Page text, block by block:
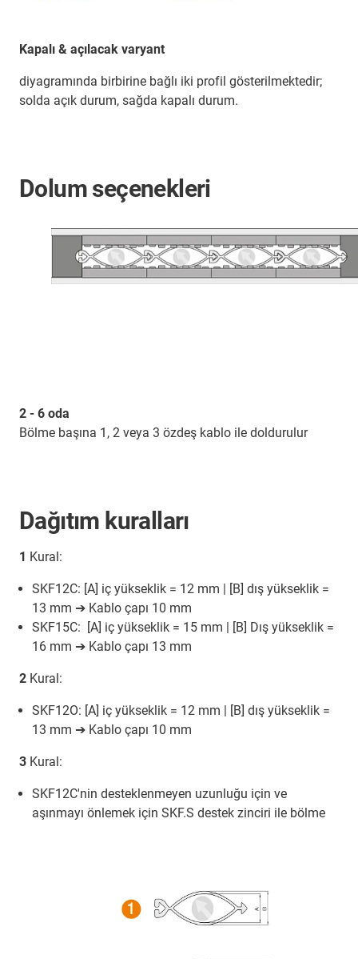
Kapalı & açılacak varyant
diyagramında birbirine bağlı iki profil gösterilmektedir;
solda açık durum, sağda kapalı durum.
Dolum seçenekleri
2 - 6 oda
Bölme başına 1, 2 veya 3 özdeş kablo ile doldurulur
Dağıtım kuralları
1 Kural:
SKF12C: [A] iç yükseklik = 12 mm | [B] dış yükseklik =
13 mm ➔ Kablo çapı 10 mm
SKF15C: [A] iç yükseklik = 15 mm | [B] Dış yükseklik =
16 mm ➔ Kablo çapı 13 mm
2 Kural:
SKF12O: [A] iç yükseklik = 12 mm | [B] dış yükseklik =
13 mm ➔ Kablo çapı 10 mm
3 Kural:
SKF12C'nin desteklenmeyen uzunluğu için ve
aşınmayı önlemek için SKF.S destek zinciri ile bölme